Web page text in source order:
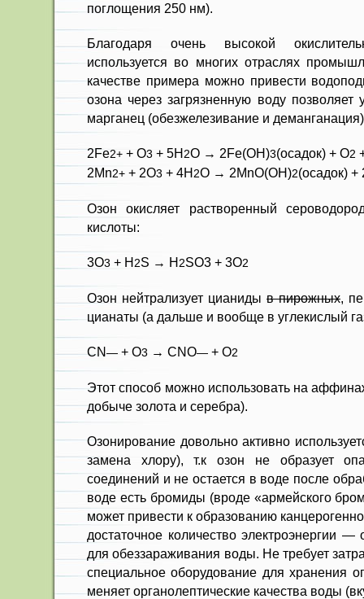
поглощения 250 нм).
Благодаря очень высокой
используется во многих отраслях
качестве примера можно привести
озона через загрязненную воду
марганец (обезжелезивание и
2Fe2+ + O3 + 5H2O → 2Fe(OH)3(осадок) + O2
2Mn2+ + 2O3 + 4H2O → 2MnO(OH)2(осадок) +
Озон окисляет растворенный
кислоты:
3O3 + H2S → H2SO3 + 3O2
Озон нейтрализует цианиды в пирожных,
цианаты (а дальше и вообще в углекислый
CN— + O3 → CNO— + O2
Этот способ можно использовать на
добыче золота и серебра).
Озонирование довольно активно
замена хлору), т.к озон не образует
соединений и не остается в воде после
воде есть бромиды (вроде «армейского
может привести к образованию
достаточное количество электроэнергии
для обеззараживания воды. Не требует
специальное оборудование для хранения
меняет органолептические качества воды